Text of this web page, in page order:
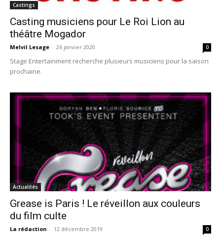
Castings
Casting musiciens pour Le Roi Lion au
théâtre Mogador
Melvil Lesage - 26 janvier 2020 0
Stage Entertainment recherche plusieurs musiciens pour la saison
prochaine.
Actualités
Grease is Paris ! Le réveillon aux couleurs
du film culte
La rédaction - 12 décembre 2019 0